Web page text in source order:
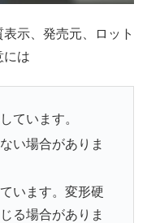
示、発売元、ロット
には
ています。
い場合がありま
います。変形硬
る場合がありま